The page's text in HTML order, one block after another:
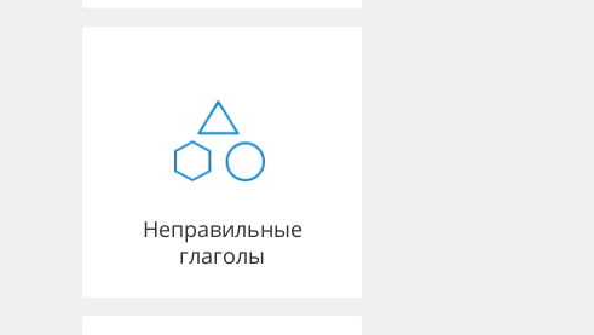
Неправильные
глаголы